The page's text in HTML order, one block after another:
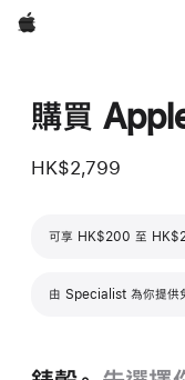
Apple
購買
HK$2,799
可享 HK$200 至
由 Specialist 為你提供